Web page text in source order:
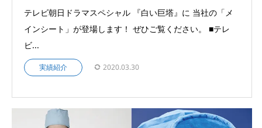
テレビ朝日ドラマスペシャル 『白い巨塔』に 当社の「メ
インシート」が登場します！ ぜひご覧ください。 ■テレ
ビ...
実績紹介 2020.03.30